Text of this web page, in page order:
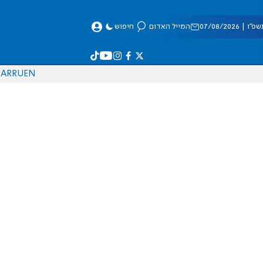
08/2026 המייל האדום חיפוש
EN
RU
AR